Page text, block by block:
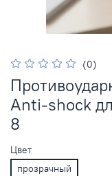
(0)
Anti-shock
8
Цвет
прозрачный